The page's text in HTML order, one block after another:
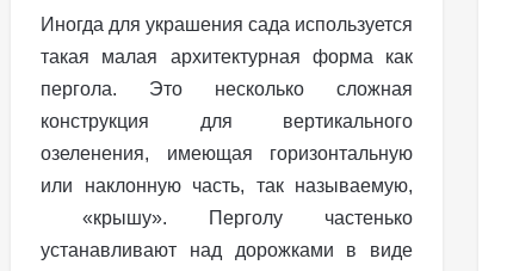
Иногда для украшения сада используется
такая малая архитектурная форма как
пергола. Это несколько сложная
конструкция для вертикального
озеленения, имеющая горизонтальную
или наклонную часть, так называемую,
«крышу». Перголу частенько
устанавливают над дорожками в виде